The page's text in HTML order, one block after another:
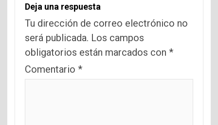
Deja una respuesta
Tu dirección de correo electrónico no
será publicada. Los campos
obligatorios están marcados con *
Comentario *